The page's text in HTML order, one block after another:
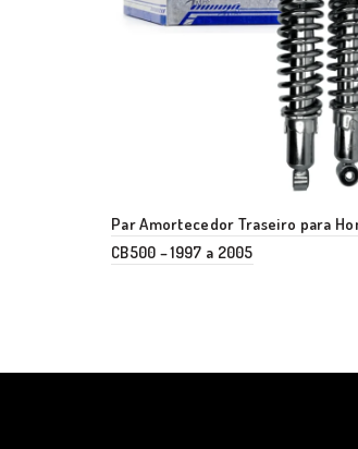
Par Amortecedor Traseiro para
CB500 – 1997 a 2005